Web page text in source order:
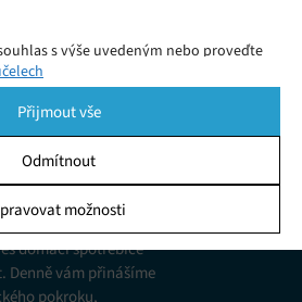
s výše uvedeným nebo proveďte
volby budou použity pouze na tomto
cookies nebo kliknutím na tlačítko
části obrazovky.
informacím v zařízení, Porozumění
nebo kombinací údajů z
Přijmout vše
Odmítnout
možnosti
novinky
domácí spotřebiče
Denně vám přinášíme
pokroku,